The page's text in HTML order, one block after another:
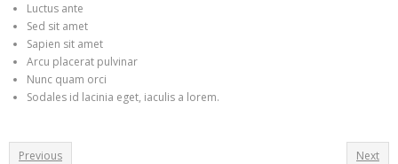
Luctus ante
Sed sit amet
Sapien sit amet
Arcu placerat pulvinar
Nunc quam orci
Sodales id lacinia eget, iaculis a lorem.
Previous Next